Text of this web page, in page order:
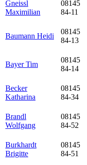
Gneissl
Maximilian
08145
84-11
Baumann Heidi
08145
84-13
Bayer Tim
08145
84-14
Becker
Katharina
08145
84-34
Brandl
Wolfgang
08145
84-52
Burkhardt
Brigitte
08145
84-51